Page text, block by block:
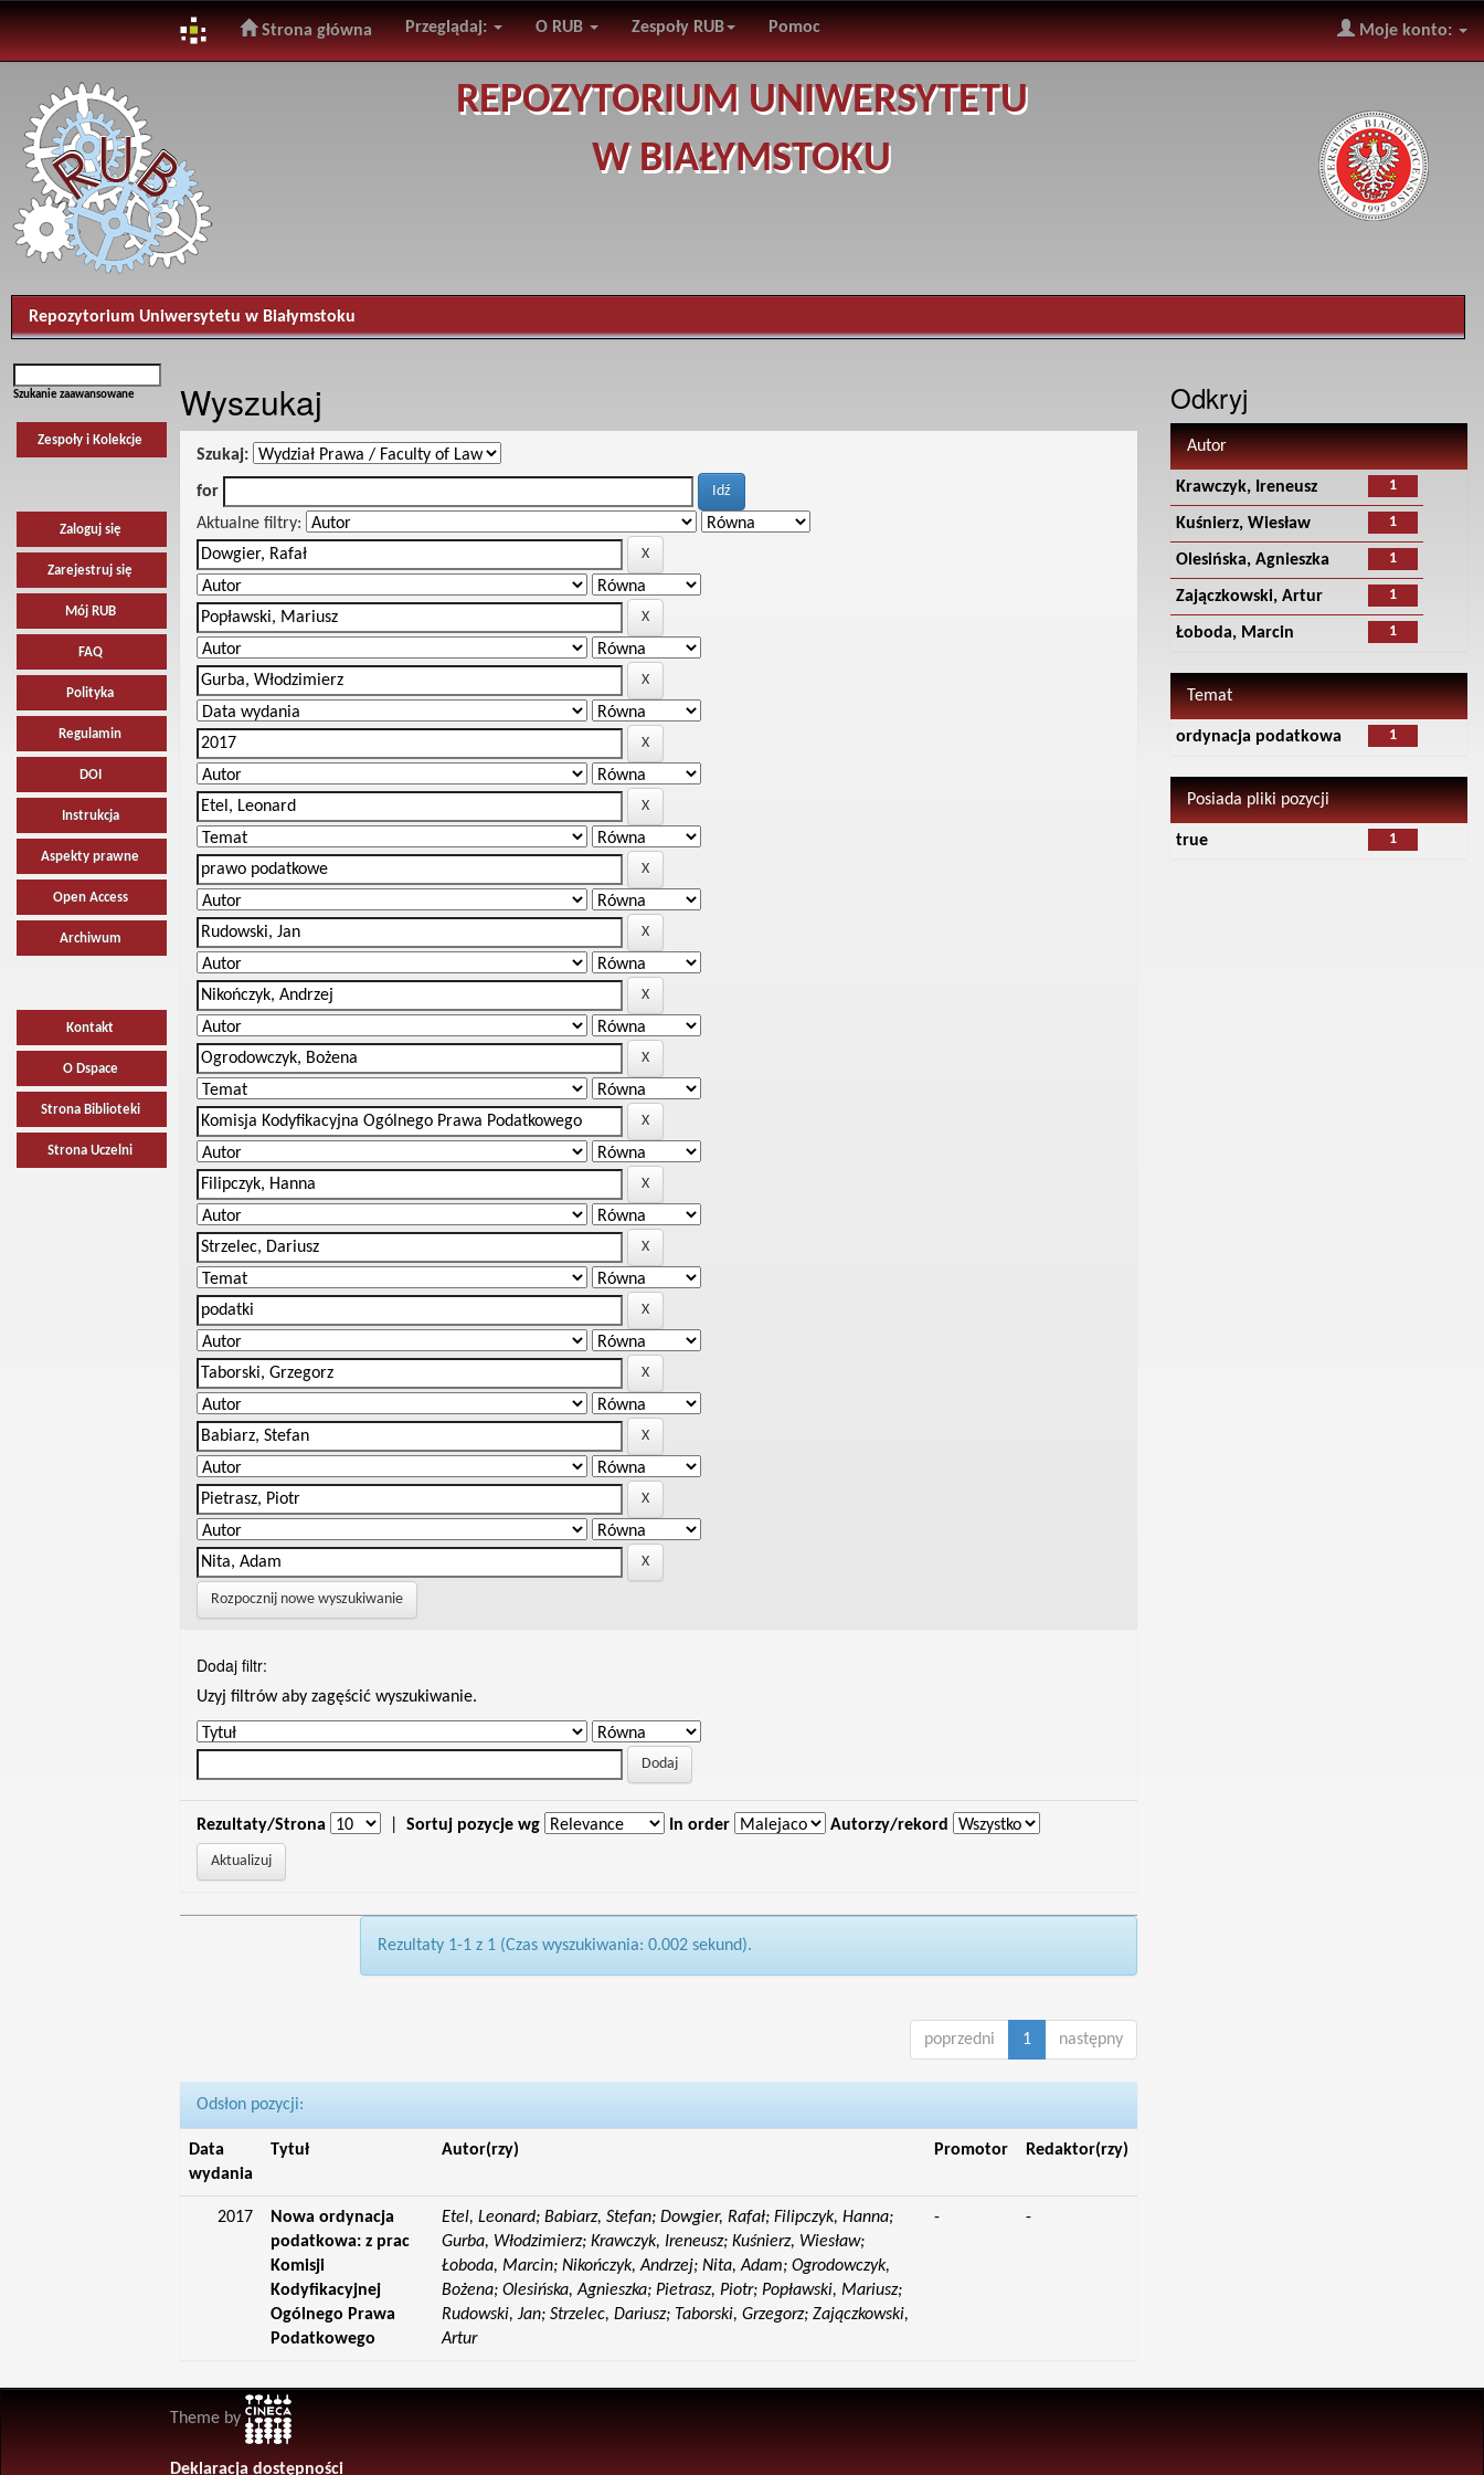
navigation
Strona główna Przeglądaj: O RUB Zespoły RUB Pomoc Moje konto:
REPOZYTORIUM UNIWERSYTETU
W BIAŁYMSTOKU
Repozytorium Uniwersytetu w Białymstoku
Szukanie zaawansowane
Zespoły i Kolekcje
Zaloguj się
Zarejestruj się
Mój RUB
FAQ
Polityka
Regulamin
DOI
Instrukcja
Aspekty prawne
Open Access
Archiwum
Kontakt
O Dspace
Strona Biblioteki
Strona Uczelni
Wyszukaj
Szukaj:
for
Aktualne filtry:
Rozpocznij nowe wyszukiwanie
Dodaj filtr:
Uzyj filtrów aby zagęścić wyszukiwanie.
Rezultaty/Strona Sortuj pozycje wg In order Autorzy/rekord
Rezultaty 1-1 z 1 (Czas wyszukiwania: 0.002 sekund).
poprzedni 1 następny
Odsłon pozycji:
Data
wydania
Tytuł Autor(rzy) Promotor Redaktor(rzy)
2017
Nowa ordynacja
podatkowa: z prac
Komisji
Kodyfikacyjnej
Ogólnego Prawa
Podatkowego
Etel, Leonard; Babiarz, Stefan; Dowgier, Rafał; Filipczyk, Hanna;
Gurba, Włodzimierz; Krawczyk, Ireneusz; Kuśnierz, Wiesław;
Łoboda, Marcin; Nikończyk, Andrzej; Nita, Adam; Ogrodowczyk,
Bożena; Olesińska, Agnieszka; Pietrasz, Piotr; Popławski, Mariusz;
Rudowski, Jan; Strzelec, Dariusz; Taborski, Grzegorz; Zajączkowski,
Artur
- -
Odkryj
Autor
1
Krawczyk, Ireneusz
1
Kuśnierz, Wiesław
1
Olesińska, Agnieszka
1
Zajączkowski, Artur
1
Łoboda, Marcin
Temat
1
ordynacja podatkowa
Posiada pliki pozycji
1
true
Theme by
Deklaracja dostępności